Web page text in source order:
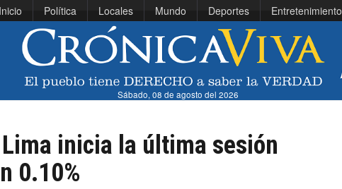
Inicio Política Locales Mundo Deportes Entretenimiento
Sábado, 08 de agosto del 2026
inicia la última sesión
0.10%